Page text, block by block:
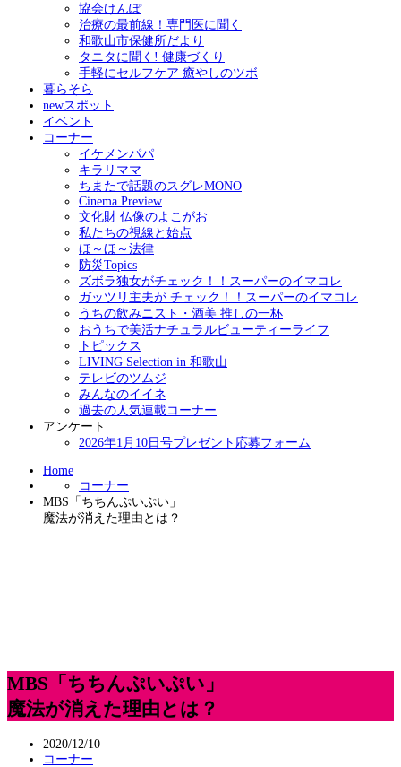
協会けんぽ
治療の最前線！専門医に聞く
和歌山市保健所だより
タニタに聞く! 健康づくり
手軽にセルフケア 癒やしのツボ
暮らそら
newスポット
イベント
コーナー
イケメンパパ
キラリママ
ちまたで話題のスグレMONO
Cinema Preview
文化財 仏像のよこがお
私たちの視線と始点
ほ～ほ～法律
防災Topics
ズボラ独女がチェック！！スーパーのイマコレ
ガッツリ主夫が チェック！！スーパーのイマコレ
うちの飲みニスト・酒美 推しの一杯
おうちで美活ナチュラルビューティーライフ
トピックス
LIVING Selection in 和歌山
テレビのツムジ
みんなのイイネ
過去の人気連載コーナー
アンケート
2026年1月10日号プレゼント応募フォーム
Home
コーナー
MBS「ちちんぷいぷい」
魔法が消えた理由とは？
MBS「ちちんぷいぷい」
魔法が消えた理由とは？
2020/12/10
コーナー